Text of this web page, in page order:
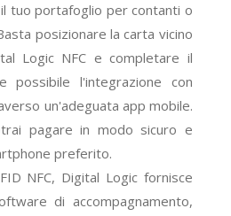
tuo portafoglio per contanti o
posizionare la carta vicino
Logic NFC e completare il
possibile l'integrazione con
un'adeguata app mobile.
pagarein modo sicuro e
preferito.
NFC, Digital Logic fornisce
di accompagnamento,